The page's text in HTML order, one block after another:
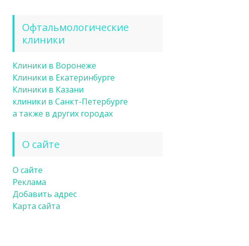
Офтальмологические
клиники
Клиники в Воронеже
Клиники в Екатеринбурге
Клиники в Казани
клиники в Санкт-Петербурге
а также в других городах
О сайте
О сайте
Реклама
Добавить адрес
Карта сайта